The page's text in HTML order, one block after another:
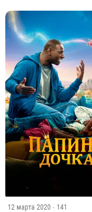
12 марта 2020 · 141